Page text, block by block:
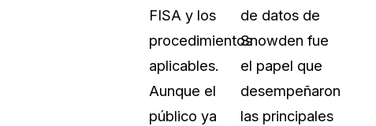
FISA y los
procedimientos
aplicables.
Aunque el
público ya
de datos de
Snowden fue
el papel que
desempeñaron
las principales